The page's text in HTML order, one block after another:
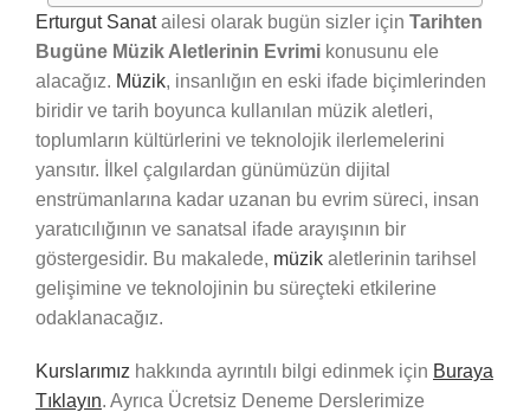
Erturgut Sanatailesi olarak bugün sizler için Tarihten
Bugüne Müzik Aletlerinin Evrimikonusunu ele
alacağız. Müzik, insanlığın en eski ifade biçimlerinden
biridir ve tarih boyunca kullanılan müzik aletleri,
toplumların kültürlerini ve teknolojik ilerlemelerini
yansıtır. İlkel çalgılardan günümüzün dijital
enstrümanlarına kadar uzanan bu evrim süreci, insan
yaratıcılığının ve sanatsal ifade arayışının bir
göstergesidir. Bu makalede, müzikaletlerinin tarihsel
gelişimine ve teknolojinin bu süreçteki etkilerine
odaklanacağız.
Kurslarımız hakkında ayrıntılı bilgi edinmek için Buraya
Tıklayın. Ayrıca Ücretsiz Deneme Derslerimize